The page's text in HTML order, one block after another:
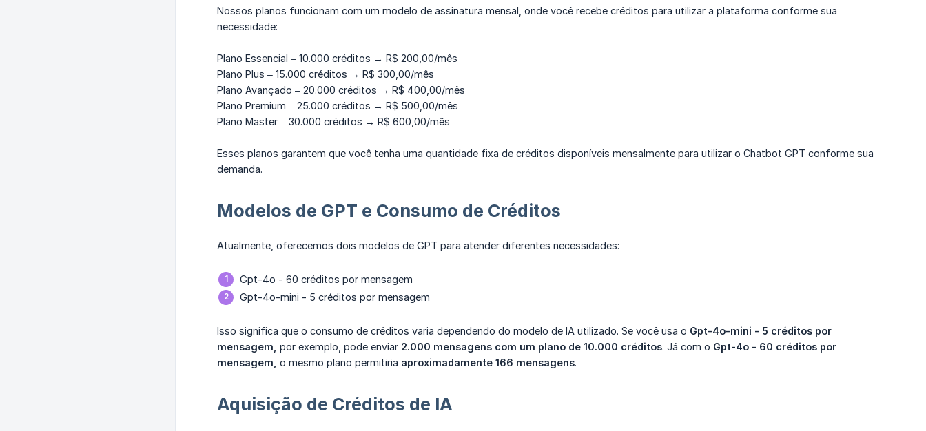
Nossos planos funcionam com um modelo de assinatura mensal, onde você recebe créditos para utilizar a plataforma conforme sua
necessidade:
Plano Essencial – 10.000 créditos → R$ 200,00/mês
Plano Plus – 15.000 créditos → R$ 300,00/mês
Plano Avançado – 20.000 créditos → R$ 400,00/mês
Plano Premium – 25.000 créditos → R$ 500,00/mês
Plano Master – 30.000 créditos → R$ 600,00/mês
Esses planos garantem que você tenha uma quantidade fixa de créditos disponíveis mensalmente para utilizar o Chatbot GPT conforme sua
demanda.
Modelos de GPT e Consumo de Créditos
Atualmente, oferecemos dois modelos de GPT para atender diferentes necessidades:
Gpt-4o - 60 créditos por mensagem
Gpt-4o-mini - 5 créditos por mensagem
Isso significa que o consumo de créditos varia dependendo do modelo de IA utilizado. Se você usa o Gpt-4o-mini - 5 créditos por
mensagem, por exemplo, pode enviar 2.000 mensagens com um plano de 10.000 créditos. Já com o Gpt-4o - 60 créditos por
mensagem, o mesmo plano permitiria aproximadamente 166 mensagens.
Aquisição de Créditos de IA